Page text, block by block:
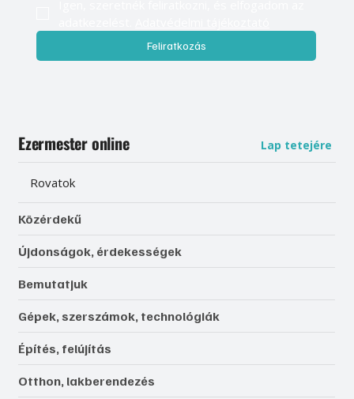
Feliratkozás
Ezermester online Lap tetejére
Rovatok
Közérdekű
Újdonságok, érdekességek
Bemutatjuk
Gépek, szerszámok, technológiák
Építés, felújítás
Otthon, lakberendezés